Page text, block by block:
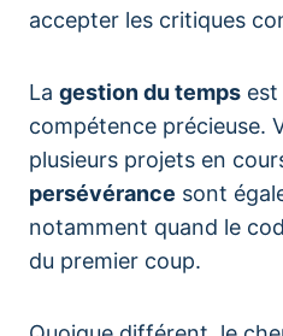
accepter les critiques
La gestion du temps est
compétence précieuse.
plusieurs projets en
persévérance sont
notamment quand le
du premier coup.